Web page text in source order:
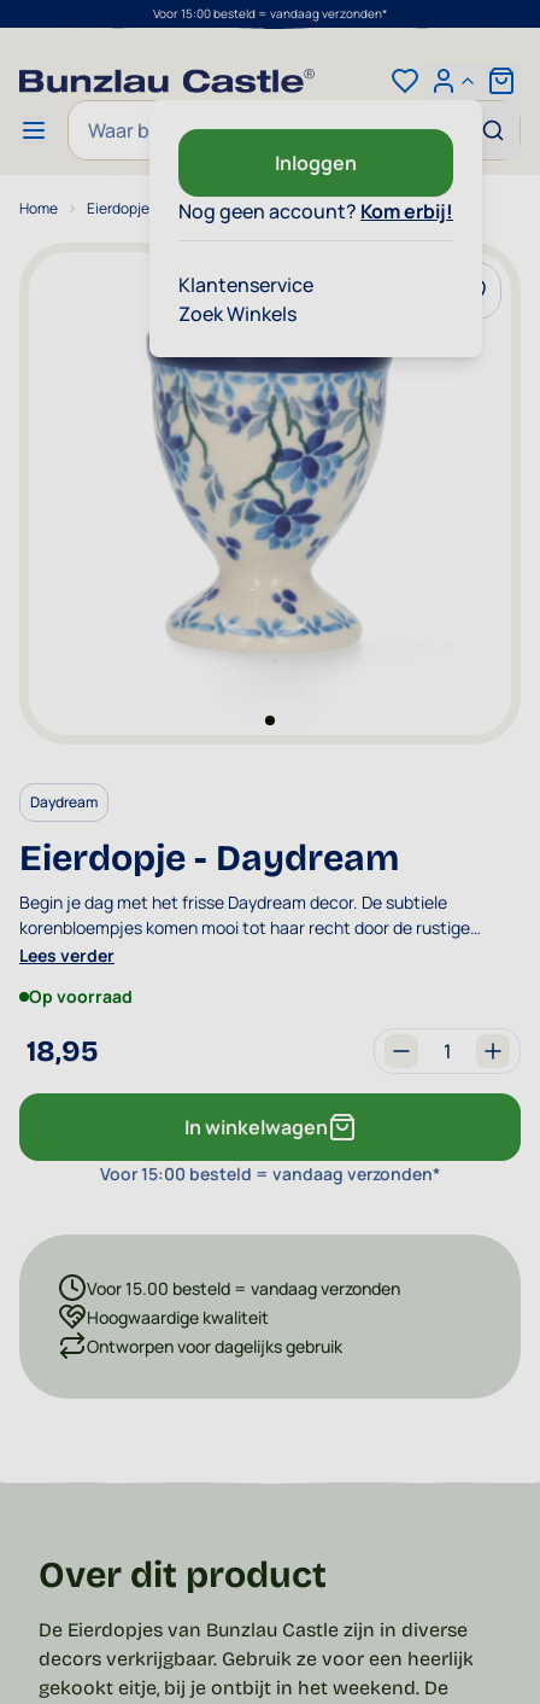
Voor 15:00 besteld = vandaag verzonden*
Inloggen
Nog geen account? Kom erbij!
Klantenservice
Zoek Winkels
Cart
Zoek
Home Eierdopje - Daydream
Voeg
Daydream
Eierdopje - Daydream
Begin je dag met het frisse Daydream decor. De subtiele
korenbloempjes komen mooi tot haar recht door de rustige
details. Dit decor kan makkelijk gecombineerd worden met
Lees verder
Op voorraad
18,95
In winkelwagen
Voor 15:00 besteld = vandaag verzonden*
Voor 15.00 besteld = vandaag verzonden
Hoogwaardige kwaliteit
Ontworpen voor dagelijks gebruik
Over dit product
De Eierdopjes van Bunzlau Castle zijn in diverse
decors verkrijgbaar. Gebruik ze voor een heerlijk
gekookt eitje, bij je ontbijt in het weekend. De